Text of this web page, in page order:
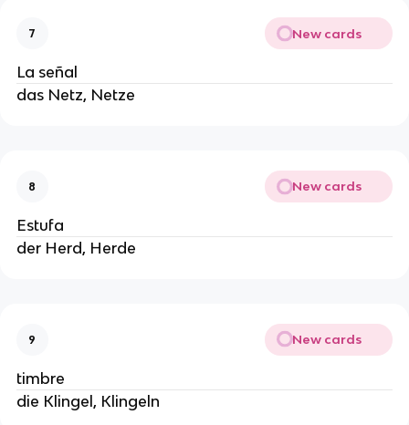
7 New cards
La señal
das Netz, Netze
8 New cards
Estufa
der Herd, Herde
9 New cards
timbre
die Klingel, Klingeln